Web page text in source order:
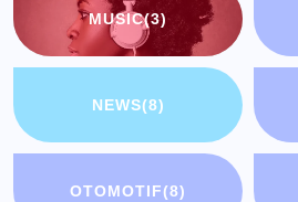
MUSIC(3)
NEWS(8)
OTOMOTIF(8)